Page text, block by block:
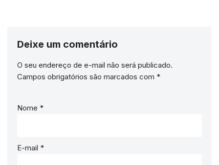
Deixe um comentário
O seu endereço de e-mail não será publicado.
Campos obrigatórios são marcados com *
Nome *
E-mail *